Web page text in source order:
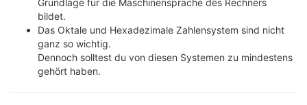
Grundlage für die Maschinensprache des Rechners
bildet.
Das Oktale und Hexadezimale Zahlensystem sind nicht
ganz so wichtig.
Dennoch solltest du von diesen Systemen zu mindestens
gehört haben.